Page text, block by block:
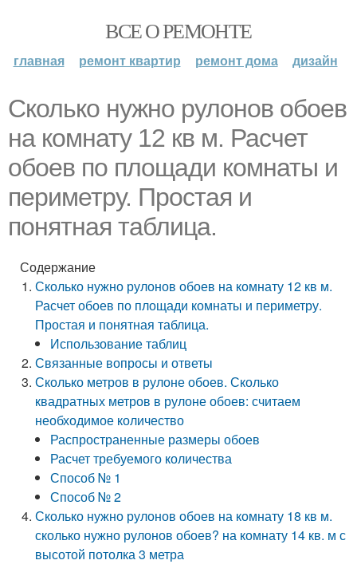
ВСЕ О РЕМОНТЕ
главная ремонт квартир ремонт дома дизайн
Сколько нужно рулонов обоев
на комнату 12 кв м. Расчет
обоев по площади комнаты и
периметру. Простая и
понятная таблица.
Содержание
Сколько нужно рулонов обоев на комнату 12 кв м.
Расчет обоев по площади комнаты и периметру.
Простая и понятная таблица.
Использование таблиц
Связанные вопросы и ответы
Сколько метров в рулоне обоев. Сколько
квадратных метров в рулоне обоев: считаем
необходимое количество
Распространенные размеры обоев
Расчет требуемого количества
Способ № 1
Способ № 2
Сколько нужно рулонов обоев на комнату 18 кв м.
сколько нужно рулонов обоев? на комнату 14 кв. м с
высотой потолка 3 метра